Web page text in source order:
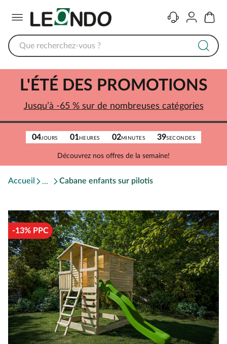
ContactComptePanier
04JOURS 01HEURES 02MINUTES 39SECONDES
Découvrez nos offres de la semaine!
L'ÉTÉ DES PROMOTIONS
Jusqu’à -65 % sur de nombreuses catégories
Accueil Cabane enfants sur pilotis
-13% PPC